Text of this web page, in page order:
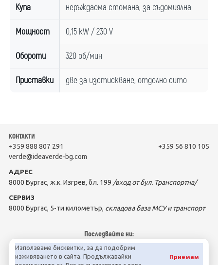
Използваме бисквитки, за да подобрим
изживяването в сайта. Продължавайки
Приемам
Купа неръждаема стомана, за съдомиялна
Мощност 0,15 kW / 230 V
Обороти 320 об/мин
Приставки две за изстискване, отделно сито
КОНТАКТИ
+359 888 807 291
+359 56 810 105
verde@ideaverde-bg.com
АДРЕС
8000 Бургас, ж.к. Изгрев, бл. 199 /вход от бул. Транспортна/
СЕРВИЗ
8000 Бургас, 5-ти километър, складова база МСУ и транспорт
Последвайте ни: